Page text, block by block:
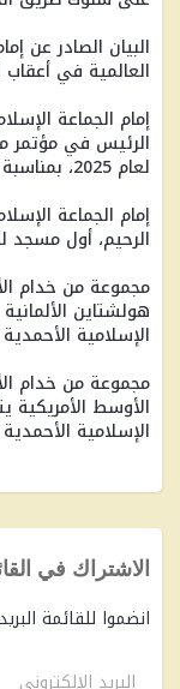
البيان الصادر عن
العالمية في أعقاب
إمام الجماعة
الرئيس في مؤتمر
لعام 2025، بمناسبة مرور 30 ​​عامًا على تأسيسها
إمام الجماعة
الرحيم، أول مسجد
مجموعة من خدام
هولشتاين
الإسلامية الأحمدية
مجموعة من خدام
الأوسط الأمريكية
الإسلامية الأحمدية
الاشتراك في
انضموا للقائمة